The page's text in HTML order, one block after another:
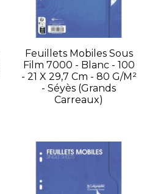
Feuillets Mobiles Sous
Film 7000 - Blanc - 100
- 21 X 29,7 Cm - 80 G/m²
- Séyès (grands
Carreaux)